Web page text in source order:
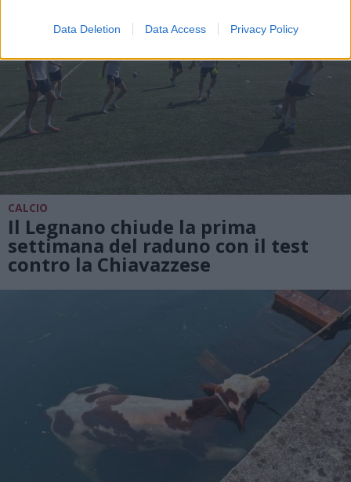
Data Deletion Data Access Privacy Policy
CALCIO
Il Legnano chiude la prima
settimana del raduno con il test
contro la Chiavazzese